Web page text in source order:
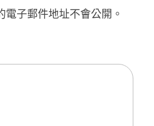
子郵件地址不會公開。